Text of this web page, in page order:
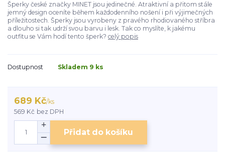
Šperky české značky MINET jsou jedinečné. Atraktivní a přitom stále
jemný design oceníte během každodenního nošení i při výjimečných
příležitostech. Šperky jsou vyrobeny z pravého rhodiovaného stříbra
a dlouho si tak udrží svou barvu i lesk. Tak co myslíte, k jakému
outfitu se Vám hodí tento šperk? celý popis
Dostupnost Skladem 9 ks
689 Kč/ks
569 Kč bez DPH
Přidat do košíku